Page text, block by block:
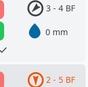
3 - 4 BF
0 mm
2 - 5 BF